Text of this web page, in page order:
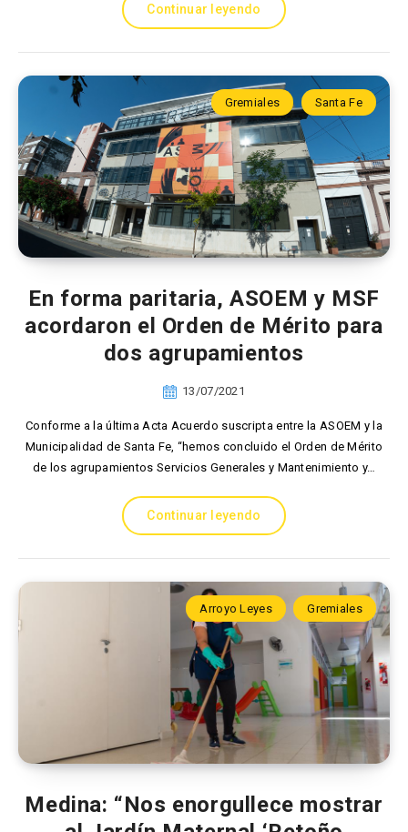
Continuar leyendo
Gremiales Santa Fe
En forma paritaria, ASOEM y MSF
acordaron el Orden de Mérito para
dos agrupamientos
13/07/2021
Conforme a la última Acta Acuerdo suscripta entre la ASOEM y la
Municipalidad de Santa Fe, “hemos concluido el Orden de Mérito
de los agrupamientos Servicios Generales y Mantenimiento y…
Continuar leyendo
Arroyo Leyes Gremiales
Medina: “Nos enorgullece mostrar